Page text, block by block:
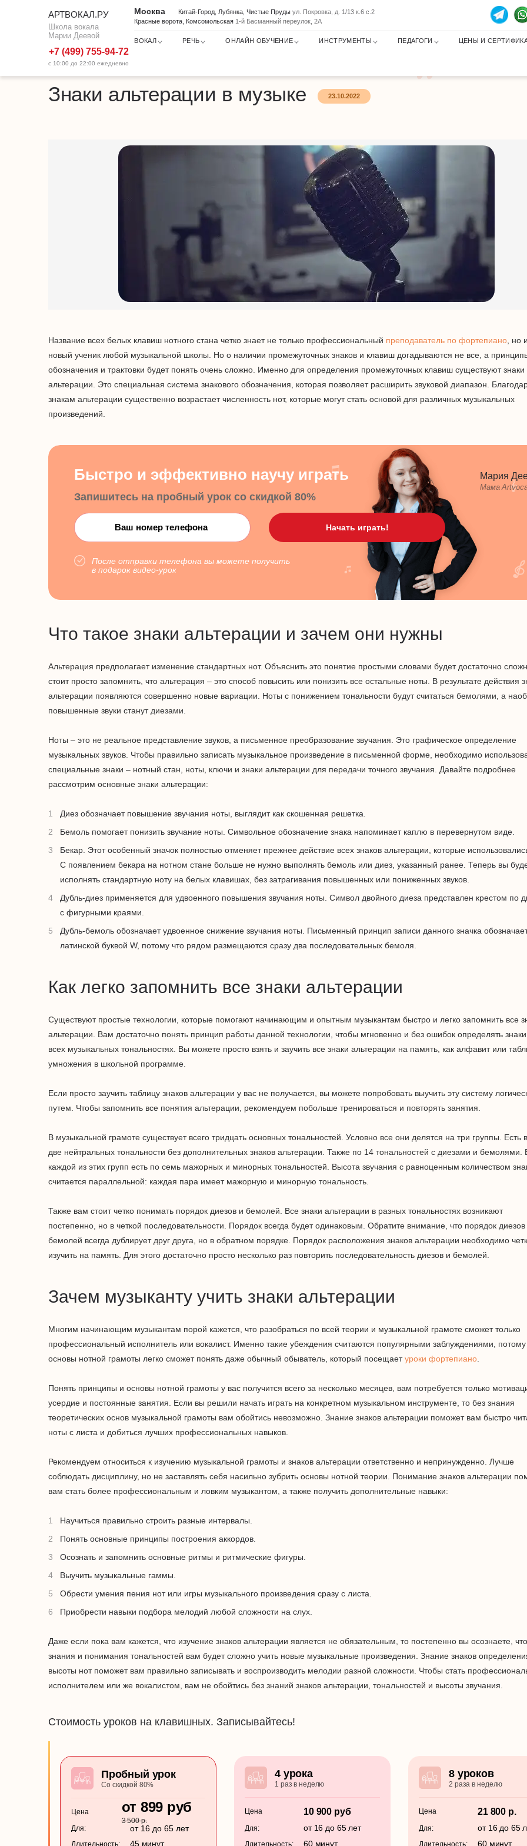
АРТВОКАЛ.РУ
Школа вокала
Марии Деевой
Москва Китай-Город, Лубянка, Чистые Прудыул. Покровка, д. 1/13 к.6 с.2
Красные ворота, Комсомольская 1-й Басманный переулок, 2А
ВОКАЛ РЕЧЬ ОНЛАЙН ОБУЧЕНИЕ ИНСТРУМЕНТЫ ПЕДАГОГИ ЦЕНЫ И
+7 (499) 755-94-72
с 10:00 до 22:00 ежедневно
Школа вокала Статьи по музыке
Знаки альтерации в музыке 23.10.2022
Название всех белых клавиш нотного стана четко знает не только профессиональный преподаватель по фортепиано , но и
новый ученик любой музыкальной школы. Но о наличии промежуточных знаков и клавиш догадываются не все, а
обозначения и трактовки будет понять очень сложно. Именно для определения промежуточных клавиш существуют знаки
альтерации. Это специальная система знакового обозначения, которая позволяет расширить звуковой диапазон.
знакам альтерации существенно возрастает численность нот, которые могут стать основой для различных музыкальных
произведений.
Быстро и эффективно научу играть
Запишитесь на пробный урок со скидкой 80%
После отправки телефона вы можете получить
в подарок видео-урок
Мария
Мама
Что такое знаки альтерации и зачем они нужны
Альтерация предполагает изменение стандартных нот. Объяснить это понятие простыми словами будет достаточно
стоит просто запомнить, что альтерация – это способ повысить или понизить все остальные ноты. В результате действия
альтерации появляются совершенно новые вариации. Ноты с понижением тональности будут считаться бемолями, а
повышенные звуки станут диезами.
Ноты – это не реальное представление звуков, а письменное преобразование звучания. Это графическое определение
музыкальных звуков. Чтобы правильно записать музыкальное произведение в письменной форме, необходимо
специальные знаки – нотный стан, ноты, ключи и знаки альтерации для передачи точного звучания. Давайте подробнее
рассмотрим основные знаки альтерации:
Диез обозначает повышение звучания ноты, выглядит как скошенная решетка.
Бемоль помогает понизить звучание ноты. Символьное обозначение знака напоминает каплю в перевернутом виде.
Бекар. Этот особенный значок полностью отменяет прежнее действие всех знаков альтерации, которые
С появлением бекара на нотном стане больше не нужно выполнять бемоль или диез, указанный ранее. Теперь вы
исполнять стандартную ноту на белых клавишах, без затрагивания повышенных или пониженных звуков.
Дубль-диез применяется для удвоенного повышения звучания ноты. Символ двойного диеза представлен крестом по
с фигурными краями.
Дубль-бемоль обозначает удвоенное снижение звучания ноты. Письменный принцип записи данного значка
латинской буквой W, потому что рядом размещаются сразу два последовательных бемоля.
Как легко запомнить все знаки альтерации
Существуют простые технологии, которые помогают начинающим и опытным музыкантам быстро и легко запомнить все
альтерации. Вам достаточно понять принцип работы данной технологии, чтобы мгновенно и без ошибок определять
всех музыкальных тональностях. Вы можете просто взять и заучить все знаки альтерации на память, как алфавит или
умножения в школьной программе.
Если просто заучить таблицу знаков альтерации у вас не получается, вы можете попробовать выучить эту систему
путем. Чтобы запомнить все понятия альтерации, рекомендуем побольше тренироваться и повторять занятия.
В музыкальной грамоте существует всего тридцать основных тональностей. Условно все они делятся на три группы. Есть
две нейтральных тональности без дополнительных знаков альтерации. Также по 14 тональностей с диезами и бемолями.
каждой из этих групп есть по семь мажорных и минорных тональностей. Высота звучания с равноценным количеством
считается параллельной: каждая пара имеет мажорную и минорную тональность.
Также вам стоит четко понимать порядок диезов и бемолей. Все знаки альтерации в разных тональностях возникают
постепенно, но в четкой последовательности. Порядок всегда будет одинаковым. Обратите внимание, что порядок диезов
бемолей всегда дублирует друг друга, но в обратном порядке. Порядок расположения знаков альтерации необходимо
изучить на память. Для этого достаточно просто несколько раз повторить последовательность диезов и бемолей.
Зачем музыканту учить знаки альтерации
Многим начинающим музыкантам порой кажется, что разобраться по всей теории и музыкальной грамоте сможет только
профессиональный исполнитель или вокалист. Именно такие убеждения считаются популярными заблуждениями, потому
основы нотной грамоты легко сможет понять даже обычный обыватель, который посещаетуроки фортепиано
Понять принципы и основы нотной грамоты у вас получится всего за несколько месяцев, вам потребуется только
усердие и постоянные занятия. Если вы решили начать играть на конкретном музыкальном инструменте, то без знания
теоретических основ музыкальной грамоты вам обойтись невозможно. Знание знаков альтерации поможет вам быстро
ноты с листа и добиться лучших профессиональных навыков.
Рекомендуем относиться к изучению музыкальной грамоты и знаков альтерации ответственно и непринужденно. Лучше
соблюдать дисциплину, но не заставлять себя насильно зубрить основы нотной теории. Понимание знаков альтерации
вам стать более профессиональным и ловким музыкантом, а также получить дополнительные навыки:
Научиться правильно строить разные интервалы.
Понять основные принципы построения аккордов.
Осознать и запомнить основные ритмы и ритмические фигуры.
Выучить музыкальные гаммы.
Обрести умения пения нот или игры музыкального произведения сразу с листа.
Приобрести навыки подбора мелодий любой сложности на слух.
Даже если пока вам кажется, что изучение знаков альтерации является не обязательным, то постепенно вы осознаете,
знания и понимания тональностей вам будет сложно учить новые музыкальные произведения. Знание знаков
высоты нот поможет вам правильно записывать и воспроизводить мелодии разной сложности. Чтобы стать
исполнителем или же вокалистом, вам не обойтись без знаний знаков альтерации, тональностей и высоты звучания.
Стоимость уроков на клавишных. Записывайтесь!
Пробный урок
Со скидкой 80%
Цена от 899 руб
3 500 р.
Для:
от 16 до 65 лет
Длительность: 45 минут
4 урока
1 раз в неделю
Цена 10 900 руб
Для: от 16 до 65 лет
Длительность: 60 минут
8 уроков
2 раза в неделю
Цена 21 800 р.
Для: от 16 до 65
Длительность: 60 минут